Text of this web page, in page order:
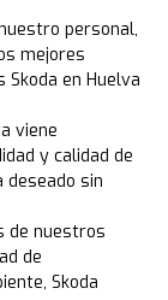
personal,
mejores
Skoda en Huelva
viene
y calidad de
deseado sin
de nuestros
de
Skoda